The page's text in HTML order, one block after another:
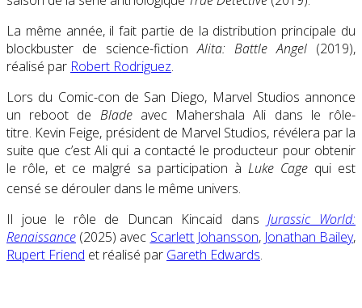
La même année, il fait partie de la distribution principale du
blockbuster de science-fictionAlita: Battle Angel (2019),
réalisé par Robert Rodriguez.
Lors du Comic-con de San Diego, Marvel Studios annonce
un reboot de Bladeavec Mahershala Ali dans le rôle-
titre. Kevin Feige, président de Marvel Studios, révélera par la
suite que c’est Ali qui a contacté le producteur pour obtenir
le rôle, et ce malgré sa participation àLuke Cage qui est
censé se dérouler dans le même univers.
Il joue le rôle de Duncan Kincaid dansJurassic World:
Renaissance (2025) avec Scarlett Johansson, Jonathan Bailey,
Rupert Friend et réalisé par Gareth Edwards.